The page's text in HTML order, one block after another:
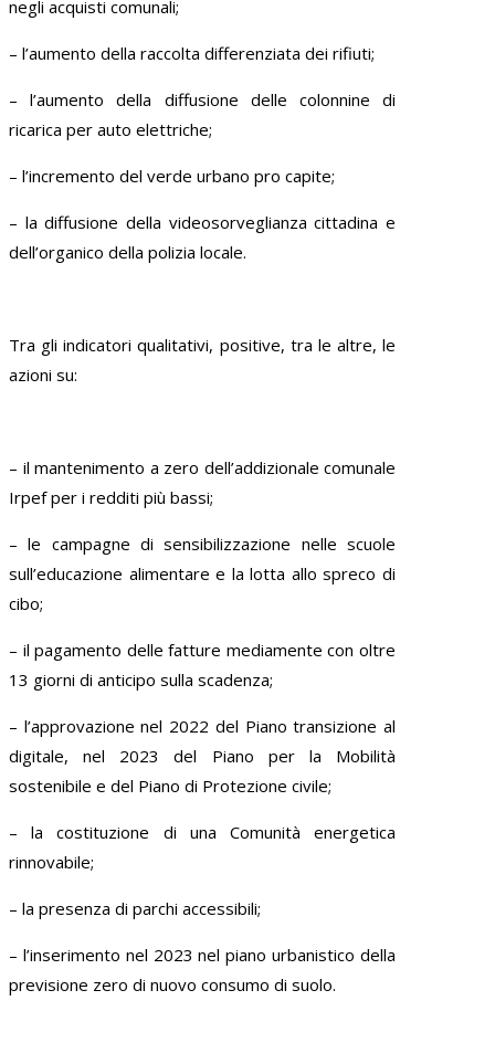
negli acquisti comunali;
– l’aumento della raccolta differenziata dei rifiuti;
– l’aumento della diffusione delle colonnine di
ricarica per auto elettriche;
– l’incremento del verde urbano pro capite;
– la diffusione della videosorveglianza cittadina e
dell’organico della polizia locale.
Tra gli indicatori qualitativi, positive, tra le altre, le
azioni su:
– il mantenimento a zero dell’addizionale comunale
Irpef per i redditi più bassi;
– le campagne di sensibilizzazione nelle scuole
sull’educazione alimentare e la lotta allo spreco di
cibo;
– il pagamento delle fatture mediamente con oltre
13 giorni di anticipo sulla scadenza;
– l’approvazione nel 2022 del Piano transizione al
digitale, nel 2023 del Piano per la Mobilità
sostenibile e del Piano di Protezione civile;
– la costituzione di una Comunità energetica
rinnovabile;
– la presenza di parchi accessibili;
– l’inserimento nel 2023 nel piano urbanistico della
previsione zero di nuovo consumo di suolo.